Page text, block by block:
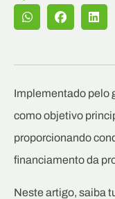
Implementado pelo
como objetivo
proporcionando
financiamento da
Neste artigo, saiba